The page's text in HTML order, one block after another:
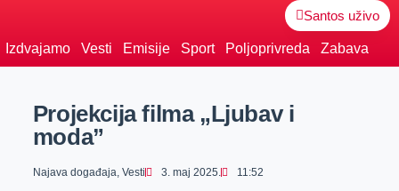
Santos uživo
Izdvajamo Vesti Emisije Sport Poljoprivreda Zabava
Projekcija filma „Ljubav i
moda”
Najava događaja, Vesti 3. maj 2025. 11:52